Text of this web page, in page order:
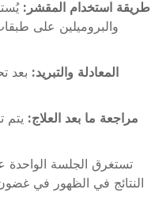
طريقة استخدام المقشر:
والبروميلين على
المعادلة والتبريد: بعد
مراجعة ما بعد العلاج: يتم
النتائج في الظهور في